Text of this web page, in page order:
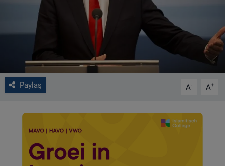
Paylaş A- A+
Çerez Politikası